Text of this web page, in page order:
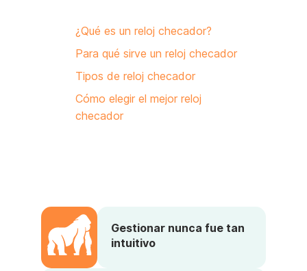
¿Qué es un reloj checador?
Para qué sirve un reloj checador
Tipos de reloj checador
Cómo elegir el mejor reloj
checador
Gestionar nunca fue tan
intuitivo